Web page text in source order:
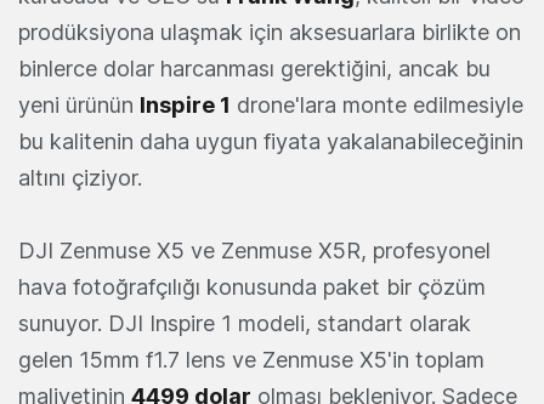
prodüksiyona ulaşmak için aksesuarlara birlikte on
binlerce dolar harcanması gerektiğini, ancak bu
yeni ürünün Inspire 1 drone'lara monte edilmesiyle
bu kalitenin daha uygun fiyata yakalanabileceğinin
altını çiziyor.
DJI Zenmuse X5 ve Zenmuse X5R, profesyonel
hava fotoğrafçılığı konusunda paket bir çözüm
sunuyor. DJI Inspire 1 modeli, standart olarak
gelen 15mm f1.7 lens ve Zenmuse X5'in toplam
maliyetinin 4499 dolar olması bekleniyor. Sadece